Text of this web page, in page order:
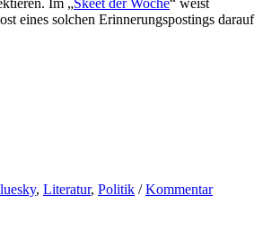
eines solchen Erinnerungspostings darauf
, Literatur, Politik /Kommentar